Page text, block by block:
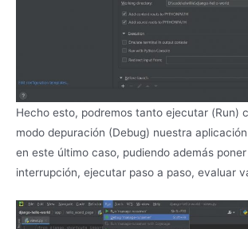
Hecho esto, podremos tanto ejecutar (Run)
modo depuración (Debug) nuestra
en este último caso, pudiendo además
interrupción, ejecutar paso a paso, evaluar